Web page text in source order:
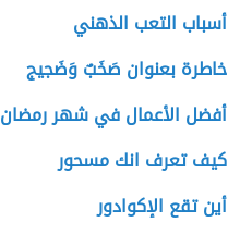
أسباب التعب الذهني
خاطرة بعنوان صَخَبٌ وَضَجيج
أفضل الأعمال في شهر رمضان
كيف تعرف انك مسحور
أين تقع الإكوادور